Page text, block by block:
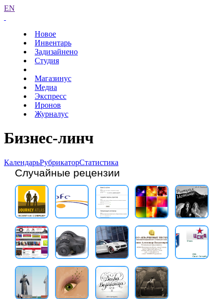
EN
Новое
Инвентарь
Задизайнено
Студия
Магазинус
Медиа
Экспресс
Иронов
Журналус
Бизнес-линч
КалендарьРубрикаторСтатистика
Случайные рецензии